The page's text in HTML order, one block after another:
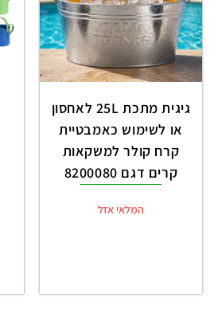
גיגית מתכת 25L לאחסון
או לשימוש כאמבטיית
קרח קולר למשקאות
קרים דגם 8200080
המלאי אזל